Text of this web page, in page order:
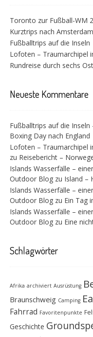
Toronto zur Fußball-WM
Kurztrips nach
Fußballtrips auf die Inseln
Lofoten – Traumarchipel
Rundreise durch sechs
Neueste Kommentare
Fußballtrips auf die
Boxing Day nach England
Lofoten – Traumarchipel
zu Reisebericht –
Islands Wasserfälle –
Outdoor Blog zu Island –
Islands Wasserfälle –
Outdoor Blog zu Ein Tag
Islands Wasserfälle –
Outdoor Blog zu Eine
Schlagwörter
Afrika archiviert Ausrüstung
Braunschweig Camping
Fahrrad Favoritenpunkte
Geschichte